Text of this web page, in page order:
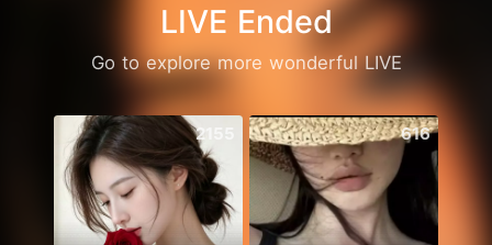
LIVE Ended
Go to explore more wonderful LIVE
2155 616